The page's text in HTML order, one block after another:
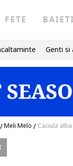
FETE BAIETI
Genti si
/Meli Melo / Caciula